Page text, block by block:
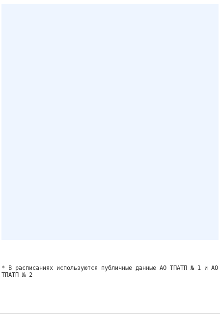
* В расписаниях используются публичные данные АО ТПАТП № 1 и АО
ТПАТП № 2